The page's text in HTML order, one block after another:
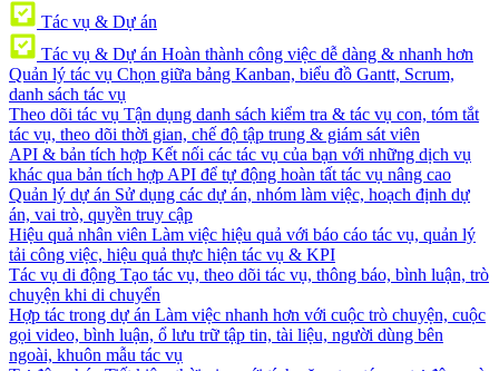
Tác vụ & Dự án
Tác vụ & Dự án Hoàn thành công việc dễ dàng & nhanh hơn
Quản lý tác vụ Chọn giữa bảng Kanban, biểu đồ Gantt, Scrum,
danh sách tác vụ
Theo dõi tác vụ Tận dụng danh sách kiểm tra & tác vụ con, tóm tắt
tác vụ, theo dõi thời gian, chế độ tập trung & giám sát viên
API & bản tích hợp Kết nối các tác vụ của bạn với những dịch vụ
khác qua bản tích hợp API để tự động hoàn tất tác vụ nâng cao
Quản lý dự án Sử dụng các dự án, nhóm làm việc, hoạch định dự
án, vai trò, quyền truy cập
Hiệu quả nhân viên Làm việc hiệu quả với báo cáo tác vụ, quản lý
tải công việc, hiệu quả thực hiện tác vụ & KPI
Tác vụ di động Tạo tác vụ, theo dõi tác vụ, thông báo, bình luận, trò
chuyện khi di chuyển
Hợp tác trong dự án Làm việc nhanh hơn với cuộc trò chuyện, cuộc
gọi video, bình luận, ổ lưu trữ tập tin, tài liệu, người dùng bên
ngoài, khuôn mẫu tác vụ